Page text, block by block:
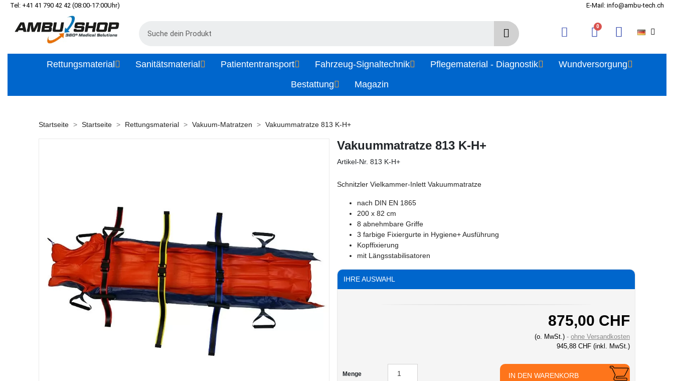
Tel: +41 41 790 42 42 (08:00-17:00Uhr) E-Mail: info@ambu-tech.ch
Rettungsmaterial Sanitätsmaterial Patiententransport Fahrzeug-Signaltechnik Pflegematerial - Diagnostik
Wundversorgung
Bestattung
Magazin
Startseite Startseite Rettungsmaterial Vakuum-Matratzen Vakuummatratze 813 K-H+
Vakuummatratze 813 K-H+
Artikel-Nr. 813 K-H+
Schnitzler Vielkammer-Inlett Vakuummatratze
nach DIN EN 1865
200 x 82 cm
8 abnehmbare Griffe
3 farbige Fixiergurte in Hygiene+ Ausführung
Kopffixierung
mit Längsstabilisatoren
IHRE AUSWAHL
875,00 CHF
(o. MwSt.)
ohne Versandkosten
945,88 CHF (inkl. MwSt.)
Menge IN DEN WARENKORB